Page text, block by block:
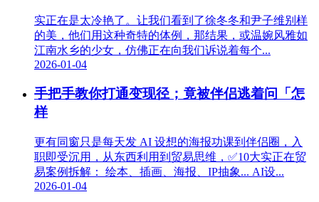
实正在是太冷艳了。让我们看到了徐冬冬和尹子维别样
的美，他们用这种奇特的体例，那结果，或温婉风雅如
江南水乡的少女，仿佛正在向我们诉说着每个...
2026-01-04
手把手教你打通变现径；竟被伴侣逃着问「怎
样
更有同窗只是每天发 AI 设想的海报功课到伴侣圈，入
职即受沉用，从东西利用到贸易思维，✅10大实正在贸
易案例拆解： 绘本、插画、海报、IP抽象... AI设...
2026-01-04